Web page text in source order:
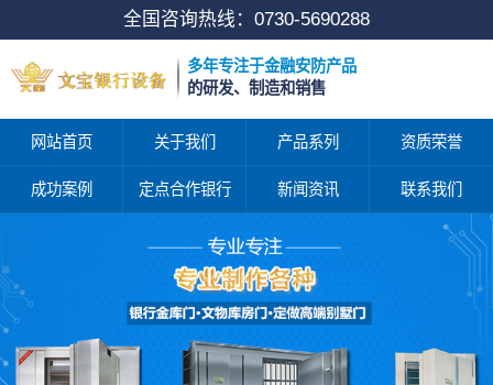
全国咨询热线： 0730-5690288
多年专注于金融安防产品
的研发、制造和销售
网站首页 关于我们 产品系列 资质荣誉
成功案例 定点合作银行 新闻资讯 联系我们